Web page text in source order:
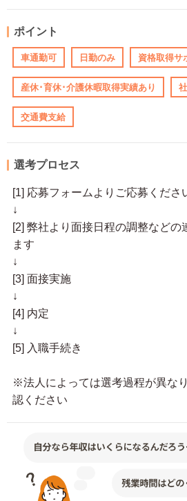
ポイント
車通勤可 日勤のみ 資格取得サ
産休･育休･介護休暇取得実績あり
交通費支給
選考プロセス
[1] 応募フォームよりご応募くださ
↓
[2] 弊社より面接日程の調整などの
ます
↓
[3] 面接実施
↓
[4] 内定
↓
[5] 入職手続き
※法人によっては選考過程が異な
認ください